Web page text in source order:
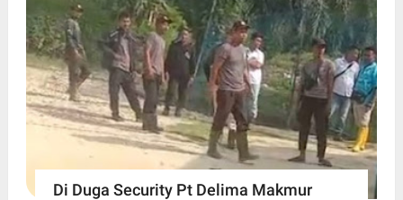
Di Duga Security Pt Delima Makmur